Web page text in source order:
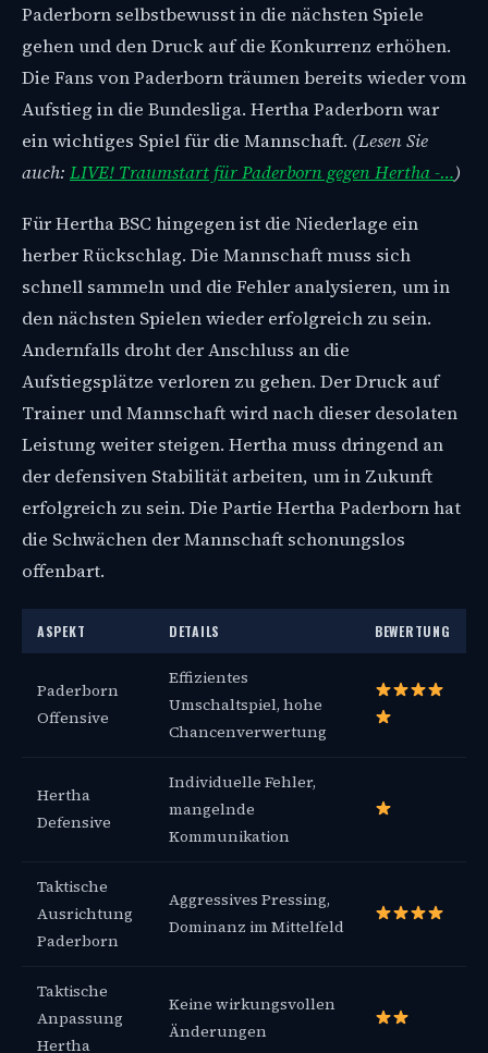
Paderborn selbstbewusst in die nächsten Spiele
gehen und den Druck auf die Konkurrenz erhöhen.
Die Fans von Paderborn träumen bereits wieder vom
Aufstieg in die Bundesliga. Hertha Paderborn war
ein wichtiges Spiel für die Mannschaft. (Lesen Sie
auch: LIVE! Traumstart für Paderborn gegen Hertha -…)
Für Hertha BSC hingegen ist die Niederlage ein
herber Rückschlag. Die Mannschaft muss sich
schnell sammeln und die Fehler analysieren, um in
den nächsten Spielen wieder erfolgreich zu sein.
Andernfalls droht der Anschluss an die
Aufstiegsplätze verloren zu gehen. Der Druck auf
Trainer und Mannschaft wird nach dieser desolaten
Leistung weiter steigen. Hertha muss dringend an
der defensiven Stabilität arbeiten, um in Zukunft
erfolgreich zu sein. Die Partie Hertha Paderborn hat
die Schwächen der Mannschaft schonungslos
offenbart.
ASPEKT DETAILS BEWERTUNG
Paderborn
Offensive
Effizientes
Umschaltspiel, hohe
Chancenverwertung
Hertha
Defensive
Individuelle Fehler,
mangelnde
Kommunikation
Taktische
Ausrichtung
Paderborn
Aggressives Pressing,
Dominanz im Mittelfeld
Taktische
Anpassung
Hertha
Keine wirkungsvollen
Änderungen